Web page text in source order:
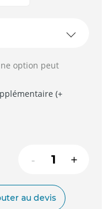
option peut
(+
- +
au devis